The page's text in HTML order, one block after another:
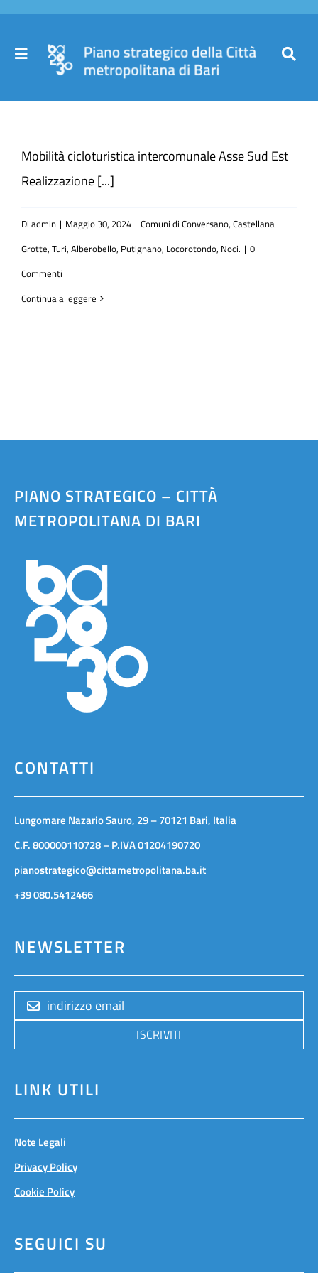
Salta
contenuto
Toggle
Comuni
Mobilità cicloturistica intercomunale Asse Sud Est
Realizzazione [...]
Di admin | Maggio 30, 2024 | Comuni di Conversano, Castellana
Grotte, Turi, Alberobello, Putignano, Locorotondo, Noci. | 0
Commenti
Continua a leggere
PIANO STRATEGICO – CITTÀ
METROPOLITANA DI BARI
CONTATTI
Lungomare Nazario Sauro, 29 – 70121 Bari, Italia
C.F. 800000110728 – P.IVA 01204190720
pianostrategico@cittametropolitana.ba.it
+39 080.5412466
NEWSLETTER
ISCRIVITI
LINK UTILI
Note Legali
Privacy Policy
Cookie Policy
SEGUICI SU